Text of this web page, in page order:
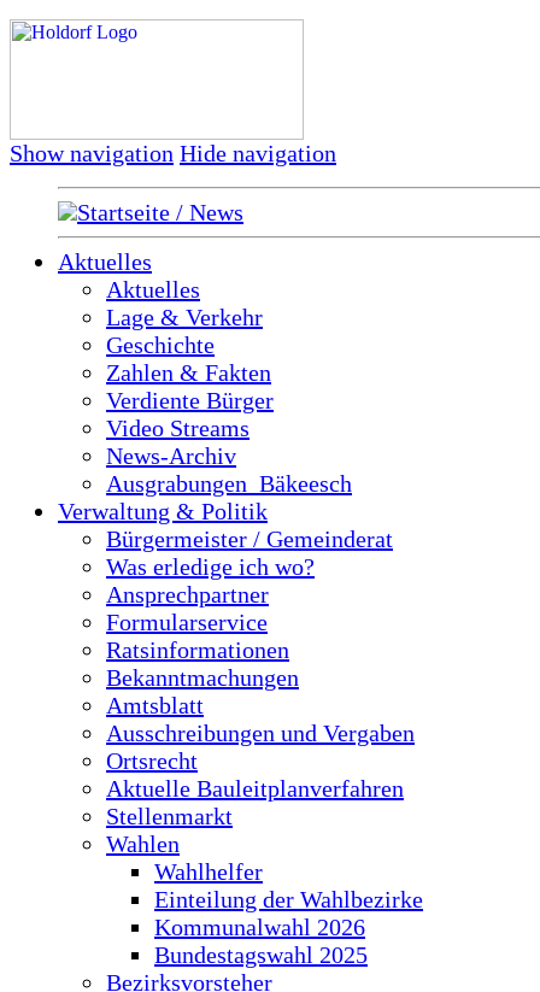
Show navigation Hide navigation
Startseite / News
Aktuelles
Aktuelles
Lage & Verkehr
Geschichte
Zahlen & Fakten
Verdiente Bürger
Video Streams
News-Archiv
Ausgrabungen_Bäkeesch
Verwaltung & Politik
Bürgermeister / Gemeinderat
Was erledige ich wo?
Ansprechpartner
Formularservice
Ratsinformationen
Bekanntmachungen
Amtsblatt
Ausschreibungen und Vergaben
Ortsrecht
Aktuelle Bauleitplanverfahren
Stellenmarkt
Wahlen
Wahlhelfer
Einteilung der Wahlbezirke
Kommunalwahl 2026
Bundestagswahl 2025
Bezirksvorsteher